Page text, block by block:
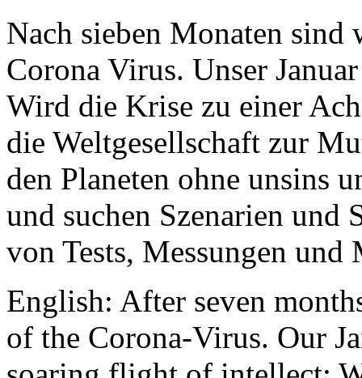
Nach sieben Monaten
Corona Virus. Unser
Wird die Krise zu einer
die Weltgesellschaft zur
den Planeten ohne unsins
und suchen Szenarien und
von Tests, Messungen und
English: After seven
of the Corona-Virus. Our